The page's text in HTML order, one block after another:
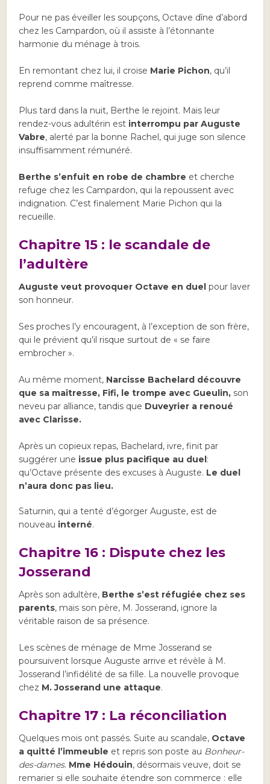
Pour ne pas éveiller les soupçons, Octave dîne d’abord
chez les Campardon, où il assiste à l’étonnante
harmonie du ménage à trois.
En remontant chez lui, il croise Marie Pichon, qu’il
reprend comme maîtresse.
Plus tard dans la nuit, Berthe le rejoint. Mais leur
rendez-vous adultérin est interrompu par Auguste
Vabre, alerté par la bonne Rachel, qui juge son silence
insuffisamment rémunéré.
Berthe s’enfuit en robe de chambre et cherche
refuge chez les Campardon, qui la repoussent avec
indignation. C’est finalement Marie Pichon qui la
recueille.
Chapitre 15 : le scandale de
l’adultère
Auguste veut provoquer Octave en duelpour laver
son honneur.
Ses proches l’y encouragent, à l’exception de son frère,
qui le prévient qu’il risque surtout de « se faire
embrocher ».
Au même moment, Narcisse Bachelard découvre
que sa maîtresse, Fifi, le trompe avec Gueulin, son
neveu par alliance, tandis que Duveyrier a renoué
avec Clarisse.
Après un copieux repas, Bachelard, ivre, finit par
suggérer une issue plus pacifique au duel:
qu’Octave présente des excuses à Auguste. Le duel
n’aura donc pas lieu.
Saturnin, qui a tenté d’égorger Auguste, est de
nouveau interné.
Chapitre 16 : Dispute chez les
Josserand
Après son adultère, Berthe s’est réfugiée chez ses
parents, mais son père, M. Josserand, ignore la
véritable raison de sa présence.
Les scènes de ménage de Mme Josserand se
poursuivent lorsque Auguste arrive et révèle à M.
Josserand l’infidélité de sa fille. La nouvelle provoque
chez M. Josserand une attaque.
Chapitre 17 : La réconciliation
Quelques mois ont passés. Suite au scandale, Octave
a quitté l’immeuble et repris son poste au Bonheur-
des-dames. Mme Hédouin, désormais veuve, doit se
remarier si elle souhaite étendre son commerce : elle